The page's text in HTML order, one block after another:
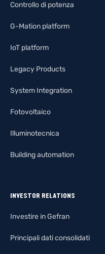
Controllo di potenza
G-Mation platform
IoT platform
Legacy Products
System Integration
Fotovoltaico
Illuminotecnica
Building automation
INVESTOR RELATIONS
Investire in Gefran
Principali dati consolidati